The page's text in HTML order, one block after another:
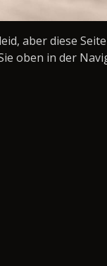
aber diese
oben in der